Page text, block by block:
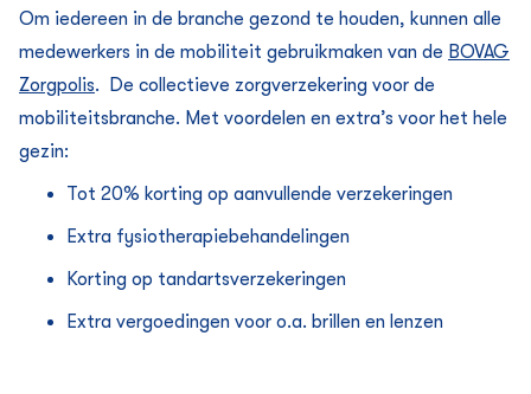
Om iedereen in de branche gezond te houden, kunnen alle
medewerkers in de mobiliteit gebruikmaken van de BOVAG
Zorgpolis. De collectieve zorg­verzekering voor de
mobiliteitsbranche. Met voordelen en extra’s voor het hele
gezin:
Tot 20% korting op aanvullende verzekeringen
Extra fysiotherapiebehandelingen
Korting op tandarts­verzekeringen
Extra vergoedingen voor o.a. brillen en lenzen